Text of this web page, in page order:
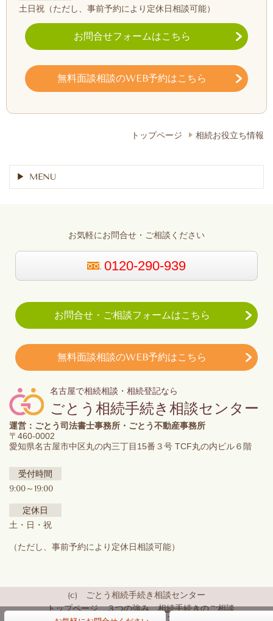
土日祝 （ただし、事前予約により定休日相談可能）
お問合せフォームはこちら
無料面談相談のWEB予約はこちら
トップページ 相続お役立ち情報
MENU
お気軽にお問合せ・ご相談ください
0120-290-939
お問合せ・ご相談フォームはこちら
無料面談相談のWEB予約はこちら
名古屋で相続相談・相続登記なら
ごとう相続手続き相談センター
運営：ごとう司法書士事務所・ごとう不動産事務所
〒460-0002
愛知県名古屋市中区丸の内三丁目15番３号 TCF丸の内ビル６階
受付時間
9:00～19:00
定休日
土・日・祝
（ただし、事前予約により定休日相談可能）
(c) ごとう相続手続き相談センター
トップページ
３つの強み
相続手続きのご相談
お客さまの声
概要・アクセス